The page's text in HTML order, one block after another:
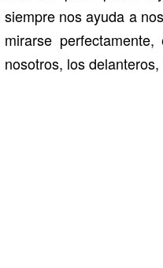
siempre nos ayuda a
mirarse
nosotros, los